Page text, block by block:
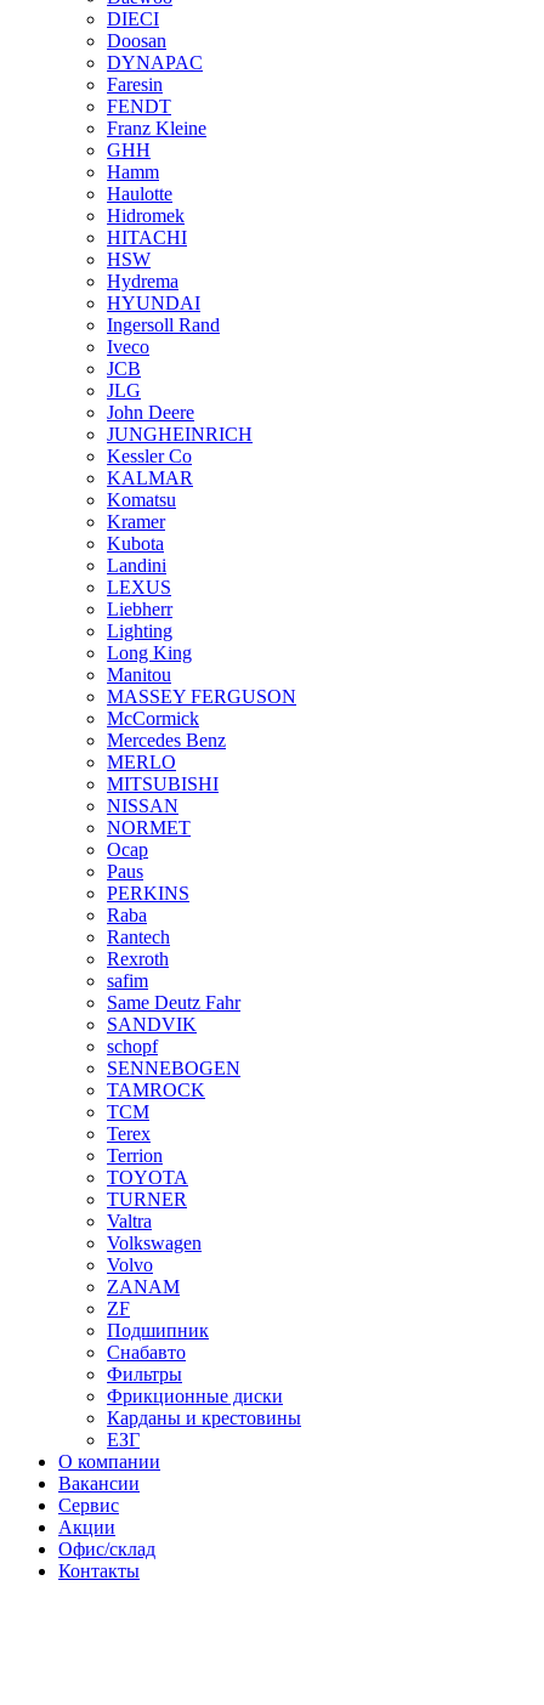
DIECI
Doosan
DYNAPAC
Faresin
FENDT
Franz Kleine
GHH
Hamm
Haulotte
Hidromek
HITACHI
HSW
Hydrema
HYUNDAI
Ingersoll Rand
Iveco
JCB
JLG
John Deere
JUNGHEINRICH
Kessler Co
KALMAR
Komatsu
Kramer
Kubota
Landini
LEXUS
Liebherr
Lighting
Long King
Manitou
MASSEY FERGUSON
McCormick
Mercedes Benz
MERLO
MITSUBISHI
NISSAN
NORMET
Ocap
Paus
PERKINS
Raba
Rantech
Rexroth
safim
Same Deutz Fahr
SANDVIK
schopf
SENNEBOGEN
TAMROCK
TCM
Terex
Terrion
TOYOTA
TURNER
Valtra
Volkswagen
Volvo
ZANAM
ZF
Подшипник
Снабавто
Фильтры
Фрикционные диски
Карданы и крестовины
ЕЗГ
О компании
Вакансии
Сервис
Акции
Офис/склад
Контакты